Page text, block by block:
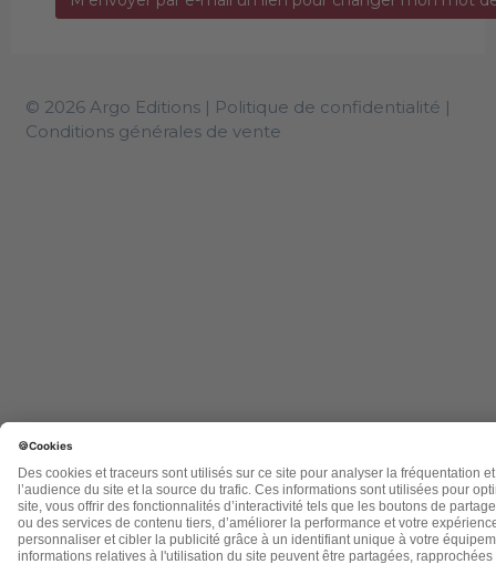
© 2026 Argo Editions | Politique de confidentialité |
Conditions générales de vente